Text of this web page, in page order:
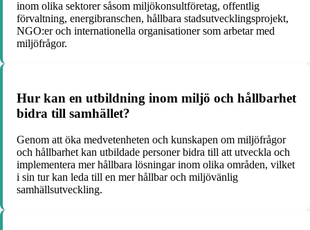
inom olika sektorer såsom miljökonsultföretag, offentlig
förvaltning, energibranschen, hållbara stadsutvecklingsprojekt,
NGO:er och internationella organisationer som arbetar med
miljöfrågor.
Hur kan en utbildning inom miljö och hållbarhet
bidra till samhället?
Genom att öka medvetenheten och kunskapen om miljöfrågor
och hållbarhet kan utbildade personer bidra till att utveckla och
implementera mer hållbara lösningar inom olika områden, vilket
i sin tur kan leda till en mer hållbar och miljövänlig
samhällsutveckling.